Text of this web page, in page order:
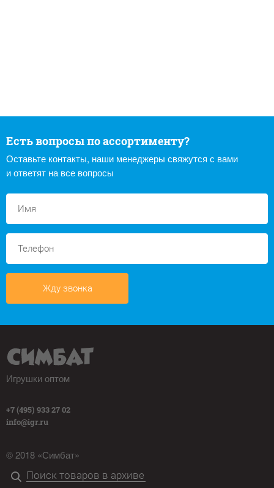
Есть вопросы по ассортименту?
Оставьте контакты, наши менеджеры свяжутся с вами
и ответят на все вопросы
Жду звонка
Игрушки оптом
+7 (495) 933 27 02
info@igr.ru
© 2018 «Симбат»